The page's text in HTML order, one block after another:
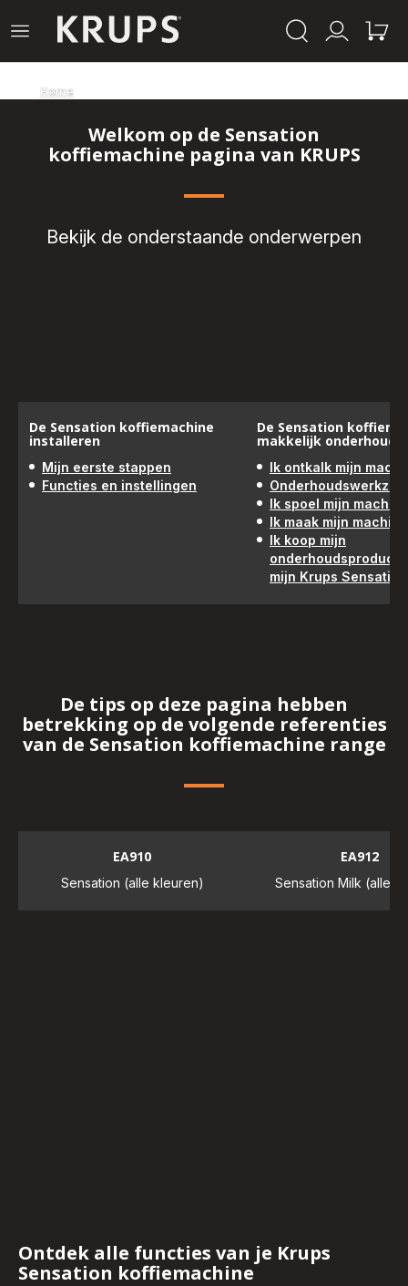
Mijn
Mijn
Open
Home
Welkom op de Sensation
koffiemachine pagina van KRUPS
Bekijk de onderstaande onderwerpen
De Sensation koffiemachine
installeren
Mijn eerste stappen
Functies en instellingen
De Sensation
makkelijk
Ik ontkalk mijn
Ik spoel mijn
Ik maak mijn
Ik koop mijn
mijn Krups Sensation
De tips op deze pagina hebben
betrekking op de volgende referenties
van de Sensation koffiemachine range
EA910
Sensation (alle kleuren)
EA912
Sensation Milk (alle
Ontdek alle functies van je Krups
Sensation koffiemachine